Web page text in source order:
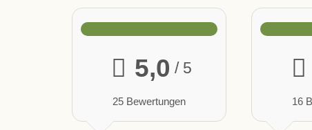
5,0 / 5
25 Bewertungen 16